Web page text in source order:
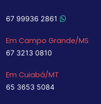
67 99936 2861
Em Campo Grande/MS
67 3213 0810
Em Cuiabá/MT
65 3653 5084